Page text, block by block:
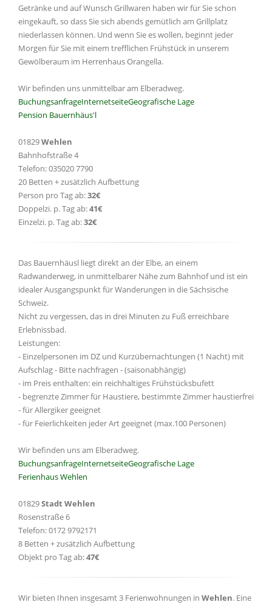
Getränke und auf Wunsch Grillwaren haben wir für Sie schon
eingekauft, so dass Sie sich abends gemütlich am Grillplatz
niederlassen können. Und wenn Sie es wollen, beginnt jeder
Morgen für Sie mit einem trefflichen Frühstück in unserem
Gewölberaum im Herrenhaus Orangella.
Wir befinden uns unmittelbar am Elberadweg.
BuchungsanfrageInternetseiteGeografische Lage
Pension Bauernhäus'l
01829Wehlen
Bahnhofstraße 4
Telefon: 035020 7790
20 Betten + zusätzlich Aufbettung
Person pro Tag ab:32€
Doppelzi. p. Tag ab:41€
Einzelzi. p. Tag ab:32€
Das Bauernhäusl liegt direkt an der Elbe, an einem
Radwanderweg, in unmittelbarer Nähe zum Bahnhof und ist ein
idealer Ausgangspunkt für Wanderungen in die Sächsische
Schweiz.
Nicht zu vergessen, das in drei Minuten zu Fuß erreichbare
Erlebnissbad.
Leistungen:
- Einzelpersonen im DZ und Kurzübernachtungen (1 Nacht) mit
Aufschlag - Bitte nachfragen - (saisonabhängig)
- im Preis enthalten: ein reichhaltiges Frühstücksbufett
- begrenzte Zimmer für Haustiere, bestimmte Zimmer haustierfrei
- für Allergiker geeignet
- für Feierlichkeiten jeder Art geeignet (max.100 Personen)
Wir befinden uns am Elberadweg.
BuchungsanfrageInternetseiteGeografische Lage
Ferienhaus Wehlen
01829Stadt Wehlen
Rosenstraße 6
Telefon: 0172 9792171
8 Betten + zusätzlich Aufbettung
Objekt pro Tag ab:47€
Wir bieten Ihnen insgesamt 3 Ferienwohnungen in Wehlen. Eine